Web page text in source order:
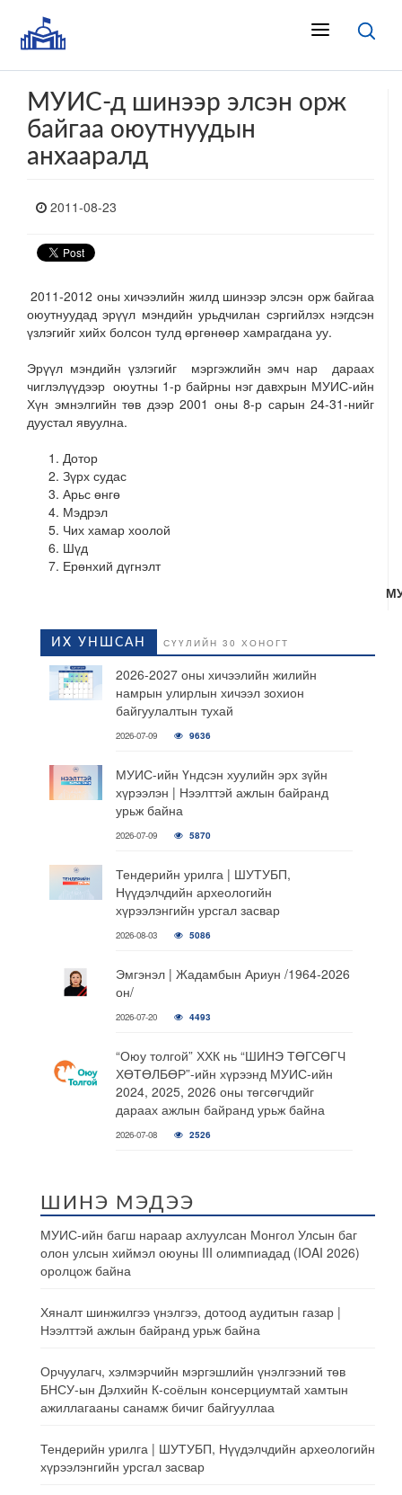
МУИС-д шинээр элсэн орж
байгаа оюутнуудын
анхааралд
2011-08-23
2011-2012 оны хичээлийн жилд шинээр элсэн орж байгаа
оюутнуудад эрүүл мэндийн урьдчилан сэргийлэх нэгдсэн
үзлэгийг хийх болсон тулд өргөнөөр хамрагдана уу.
Эрүүл мэндийн үзлэгийг мэргэжлийн эмч нар дараах
чиглэлүүдээр оюутны 1-р байрны нэг давхрын МУИС-ийн
Хүн эмнэлгийн төв дээр 2001 оны 8-р сарын 24-31-нийг
дуустал явуулна.
Дотор
Зүрх судас
Арьс өнгө
Мэдрэл
Чих хамар хоолой
Шүд
Ерөнхий дүгнэлт
ИХ УНШСАН СҮҮЛИЙН 30 ХОНОГТ
2026-2027 оны хичээлийн жилийн
намрын улирлын хичээл зохион
байгуулалтын тухай
2026-07-09 9636
МУИС-ийн Үндсэн хуулийн эрх зүйн
хүрээлэн | Нээлттэй ажлын байранд
урьж байна
2026-07-09 5870
Тендерийн урилга | ШУТУБП,
Нүүдэлчдийн археологийн
хүрээлэнгийн урсгал засвар
2026-08-03 5086
Эмгэнэл | Жадамбын Ариун /1964-2026
он/
2026-07-20 4493
“Оюу толгой” ХХК нь “ШИНЭ ТӨГСӨГЧ
ХӨТӨЛБӨР”-ийн хүрээнд МУИС-ийн
2024, 2025, 2026 оны төгсөгчдийг
дараах ажлын байранд урьж байна
2026-07-08 2526
ШИНЭ МЭДЭЭ
МУИС-ийн багш нараар ахлуулсан Монгол Улсын баг
олон улсын хиймэл оюуны III олимпиадад (IOAI 2026)
оролцож байна
Хяналт шинжилгээ үнэлгээ, дотоод аудитын газар |
Нээлттэй ажлын байранд урьж байна
Орчуулагч, хэлмэрчийн мэргэшлийн үнэлгээний төв
БНСУ-ын Дэлхийн К-соёлын консерциумтай хамтын
ажиллагааны санамж бичиг байгууллаа
Тендерийн урилга | ШУТУБП, Нүүдэлчдийн археологийн
хүрээлэнгийн урсгал засвар